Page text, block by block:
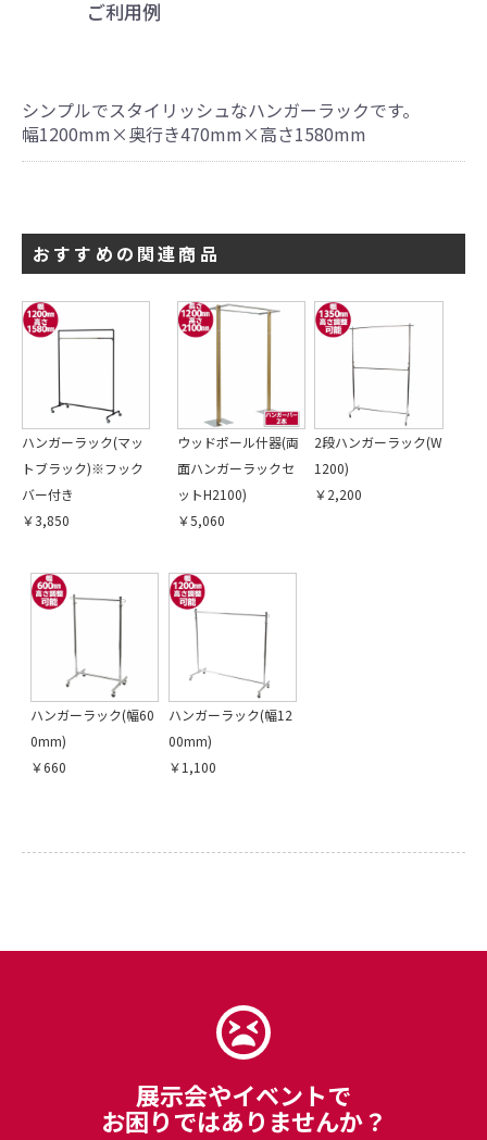
引続き他の商品も選ぶ
カートへ進む
ご利用例
シンプルでスタイリッシュなハンガーラックです。
幅1200mm×奥行き470mm×高さ1580mm
おすすめの関連商品
ハンガーラック(マッ
トブラック)※フック
バー付き
￥3,850
ウッドポール什器(両
面ハンガーラックセ
ットH2100)
￥5,060
2段ハンガーラック(W
1200)
￥2,200
ハンガーラック(幅60
0mm)
￥660
ハンガーラック(幅12
00mm)
￥1,100
展示会やイベントで
お困りではありませんか？